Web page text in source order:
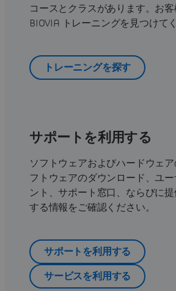
コースとクラスがあります。お
BIOVIA トレーニングを見つけて
トレーニングを探す
サポートを利用する
ソフトウェアおよびハードウェ
フトウェアのダウンロード、ユ
ント、サポート窓口、ならびに
する情報をご確認ください。
サポートを利用する
サービスを利用する